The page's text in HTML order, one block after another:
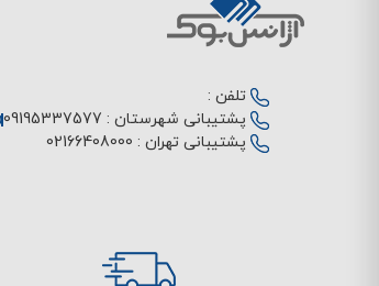
تلفن :
پشتیبانی شهرستان : 09195337577
پشتیبانی تهران : 02166408000